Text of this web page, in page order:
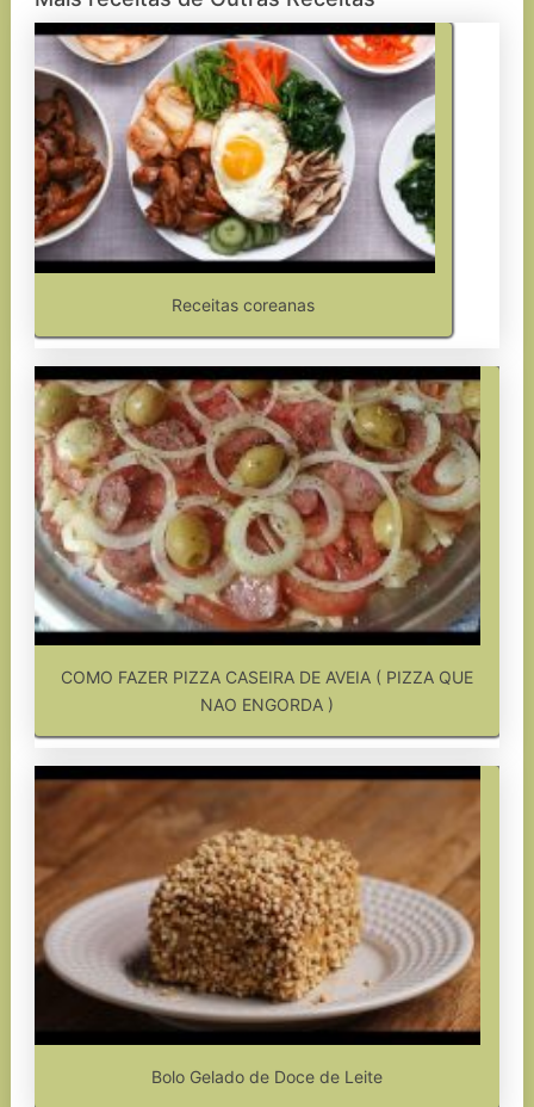
Receitas coreanas
COMO FAZER PIZZA CASEIRA DE AVEIA ( PIZZA QUE
NAO ENGORDA )
Bolo Gelado de Doce de Leite